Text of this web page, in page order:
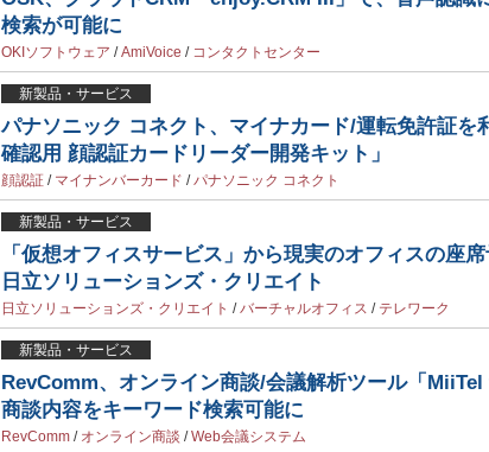
検索が可能に
OKIソフトウェア /AmiVoice / コンタクトセンター
新製品・サービス
パナソニック コネクト、マイナカード/運転免許証を
確認用 顔認証カードリーダー開発キット」
顔認証 / マイナンバーカード /パナソニック コネクト
新製品・サービス
「仮想オフィスサービス」から現実のオフィスの座
日立ソリューションズ・クリエイト
日立ソリューションズ・クリエイト /バーチャルオフィス / テレワーク
新製品・サービス
RevComm、オンライン商談/会議解析ツール「
商談内容をキーワード検索可能に
RevComm / オンライン商談 /Web会議システム